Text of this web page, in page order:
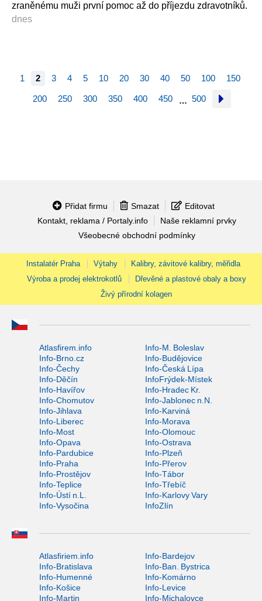
zraněnému muži první pomoc až do příjezdu zdravotníků.
dnes
1 2 3 4 5 10 20 30 40 50 100 150
200 250 300 350 400 450 … 500
Přidat firmu Smazat
Editovat
Kontakt, reklama / Portaly.info
Naše reklamní prvky
Všeobecné obchodní podmínky
Instalatér Praha Výtahy
Kalibry, závitové kalibry, měřidla
Výroba a prodej elektrokotlů
Dřevěné a plastové obaly a boxy
Živý přírodní kolagen
Atlasfirem.info
Info-M. Boleslav
Info-Brno.cz
Info-Budějovice
Info-Čechy
Info-Česká Lípa
Info-Děčín
InfoFrýdek-Místek
Info-Havířov
Info-Hradec Kr.
Info-Chomutov
Info-Jablonec n.N.
Info-Jihlava
Info-Karviná
Info-Liberec
Info-Morava
Info-Most
Info-Olomouc
Info-Opava
Info-Ostrava
Info-Pardubice
Info-Plzeň
Info-Praha
Info-Přerov
Info-Prostějov
Info-Tábor
Info-Teplice
Info-Třebíč
Info-Ústí n.L.
Info-Karlovy Vary
Info-Vysočina
InfoZlín
Atlasfiriem.info
Info-Bardejov
Info-Bratislava
Info-Ban. Bystrica
Info-Humenné
Info-Komárno
Info-Košice
Info-Levice
Info-Martin
Info-Michalovce